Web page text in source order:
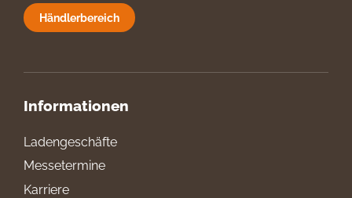
Händlerbereich
Informationen
Ladengeschäfte
Messetermine
Karriere